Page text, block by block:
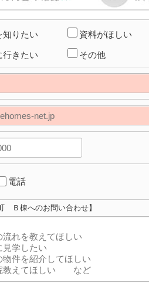
知りたい 資料がほしい
行きたい その他
電話
Ｂ棟へのお問い合わせ】